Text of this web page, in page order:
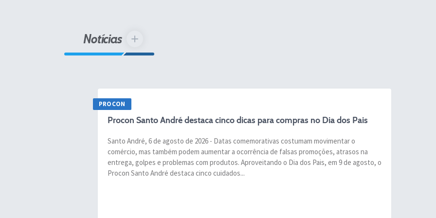
Notícias
PROCON
Procon Santo André destaca cinco dicas para compras no Dia dos Pais
Santo André, 6 de agosto de 2026 - Datas comemorativas costumam movimentar o
comércio, mas também podem aumentar a ocorrência de falsas promoções, atrasos na
entrega, golpes e problemas com produtos. Aproveitando o Dia dos Pais, em 9 de agosto, o
Procon Santo André destaca cinco cuidados...